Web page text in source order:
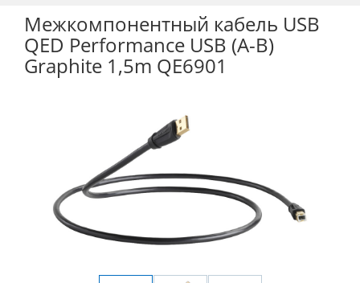
Межкомпонентный кабель USB
QED Performance USB (A-B)
Graphite 1,5m QE6901